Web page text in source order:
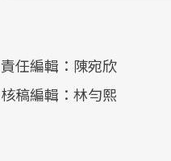
責任編輯：陳宛欣
核稿編輯：林勻熙